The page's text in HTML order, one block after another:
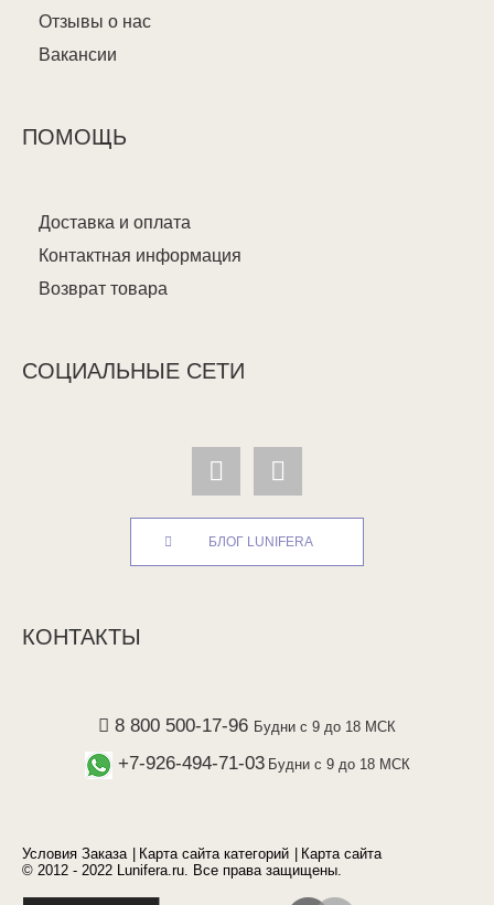
Отзывы о нас
Вакансии
ПОМОЩЬ
Доставка и оплата
Контактная информация
Возврат товара
СОЦИАЛЬНЫЕ СЕТИ
БЛОГ LUNIFERA
КОНТАКТЫ
8 800 500-17-96 Будни с 9 до 18 МСК
+7-926-494-71-03 Будни с 9 до 18 МСК
Условия Заказа Карта сайта категорий
Карта сайта
© 2012 - 2022 Lunifera.ru. Все права защищены.